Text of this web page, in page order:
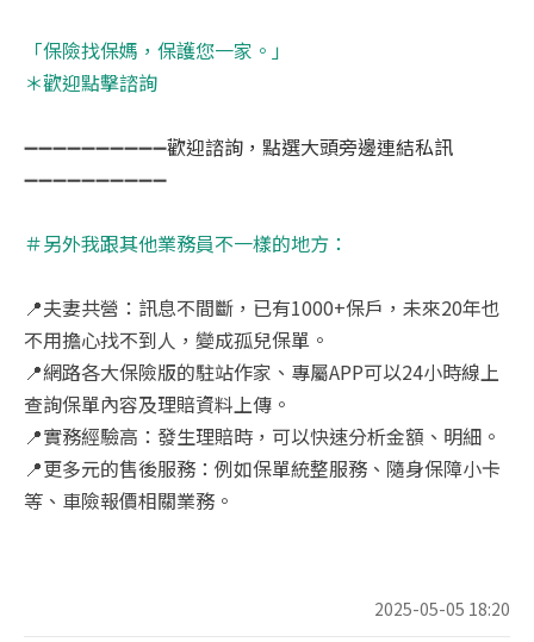
「保險找保媽，保護您一家。」
＊歡迎點擊諮詢
➖➖➖➖➖➖➖➖➖➖歡迎諮詢，點選大頭旁邊連結私訊
➖➖➖➖➖➖➖➖➖➖
＃另外我跟其他業務員不一樣的地方：
📍夫妻共營：訊息不間斷，已有1000+保戶，未來20年也
不用擔心找不到人，變成孤兒保單。
📍網路各大保險版的駐站作家、專屬APP可以24小時線上
查詢保單內容及理賠資料上傳。
📍實務經驗高：發生理賠時，可以快速分析金額、明細。
📍更多元的售後服務：例如保單統整服務、隨身保障小卡
等、車險報價相關業務。
2025-05-05 18:20